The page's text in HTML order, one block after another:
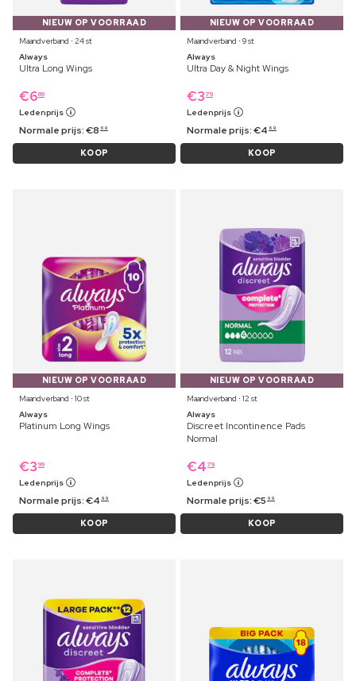
NIEUW OP VOORRAAD
Maandverband ⋅ 24 st
Always
Ultra Long Wings
€669
Ledenprijs
Normale prijs:€8 69
KOOP
NIEUW OP VOORRAAD
Maandverband ⋅ 9 st
Always
Ultra Day & Night Wings
€3 79
Ledenprijs
Normale prijs:€4 69
KOOP
NIEUW OP VOORRAAD
Maandverband ⋅ 10 st
Always
Platinum Long Wings
€3 99
Ledenprijs
Normale prijs:€4 99
KOOP
NIEUW OP VOORRAAD
Maandverband ⋅ 12 st
Always
Discreet Incontinence Pads
Normal
€4 79
Ledenprijs
Normale prijs:€5 99
KOOP